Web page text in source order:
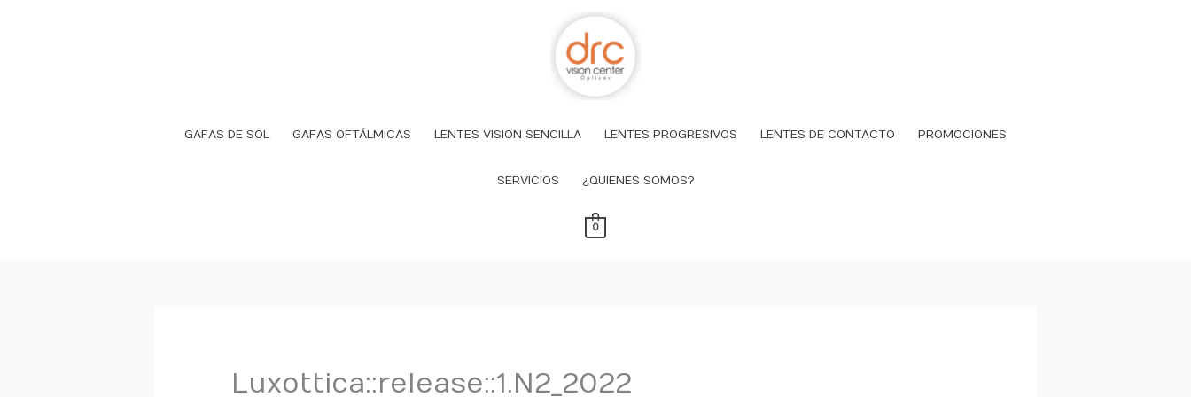
GAFAS DE SOL GAFAS OFTÁLMICAS LENTES VISION SENCILLA LENTES PROGRESIVOS LENTES DE CONTACTO PROMOCIONES
SERVICIOS ¿QUIENES SOMOS?
0
Luxottica::release::1.N2_2022